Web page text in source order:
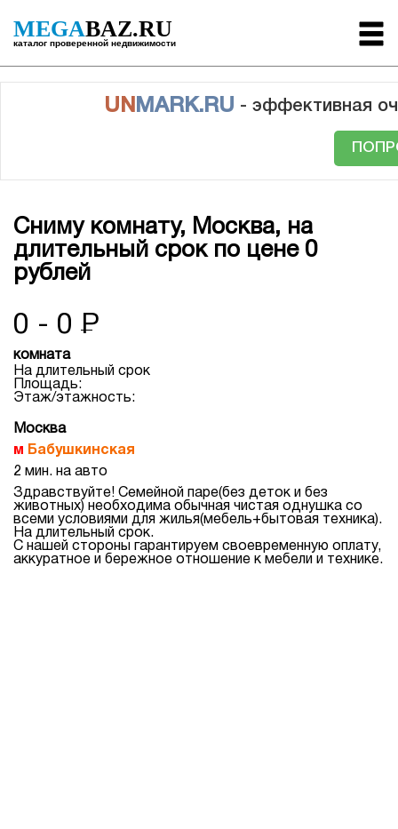
MEGABAZ.RU
каталог проверенной недвижимости
UN MARK.RU - эффективная
Сниму комнату, Москва, на
длительный срок по цене 0
рублей
0 - 0 Р
комната
На длительный срок
Площадь:
Этаж/этажность:
Москва
Бабушкинская
2 мин. на авто
Здравствуйте! Семейной паре(без деток и без
животных) необходима обычная чистая однушка со
всеми условиями для жилья(мебель+бытовая техника).
На длительный срок.
С нашей стороны гарантируем своевременную оплату,
аккуратное и бережное отношение к мебели и технике.